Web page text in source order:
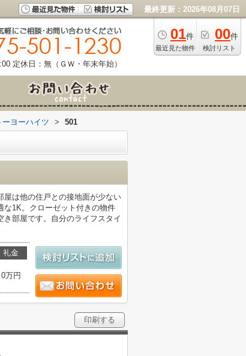
最終更新：2026年08月07日
01件
最近見た物件
00件
検討リスト
定休日：無（ＧＷ・年末年始）
ヨーハイツ > 501
屋は他の住戸との接地面が少ない
な1K。クローゼット付きの物件
部屋です。自分のライフスタイ
礼金
0万円
印刷する